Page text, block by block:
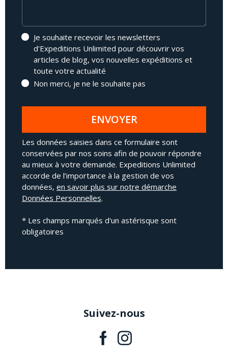
Je souhaite recevoir les newsletters
d'Expeditions Unlimited pour découvrir vos
articles de blog, vos nouvelles expéditions et
toute votre actualité
Non merci, je ne le souhaite pas
ENVOYER
Les données saisies dans ce formulaire sont
conservées par nos soins afin de pouvoir répondre
au mieux à votre demande. Expeditions Unlimited
accorde de l’importance à la gestion de vos
données, en savoir plus sur notre démarche
Données Personnelles.
* Les champs marqués d'un astérisque sont
obligatoires
Suivez-nous